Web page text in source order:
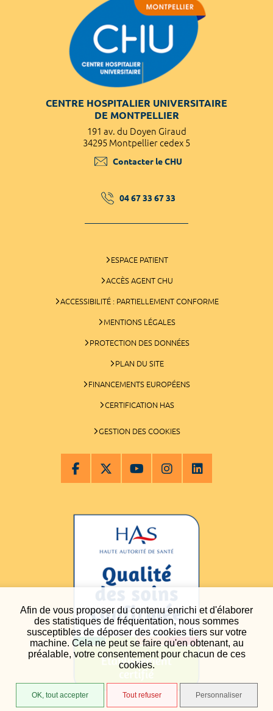
Afin de vous proposer du contenu enrichi et d'élaborer
des statistiques de fréquentation, nous sommes
susceptibles de déposer des cookies tiers sur votre
machine. Cela ne peut se faire qu'en obtenant, au
préalable, votre consentement pour chacun de ces
cookies.
OK, tout accepter Tout refuser Personnaliser
CENTRE HOSPITALIER UNIVERSITAIRE
DE MONTPELLIER
191 av. du Doyen Giraud
34295 Montpellier cedex 5
Contacter le CHU
04 67 33 67 33
ESPACE PATIENT
ACCÈS AGENT CHU
ACCESSIBILITÉ : PARTIELLEMENT CONFORME
MENTIONS LÉGALES
PROTECTION DES DONNÉES
PLAN DU SITE
FINANCEMENTS EUROPÉENS
CERTIFICATION HAS
GESTION DES COOKIES